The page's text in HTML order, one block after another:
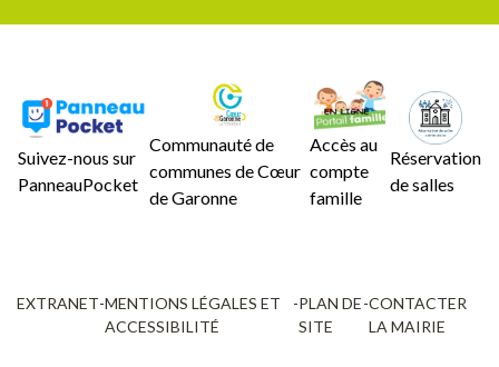
Suivez-nous sur
PanneauPocket
Communauté de
communes de Cœur
de Garonne
Accès au
compte
famille
Réservation
de salles
EXTRANET-MENTIONS LÉGALES ET
ACCESSIBILITÉ
-PLAN DE
SITE
-CONTACTER
LA MAIRIE